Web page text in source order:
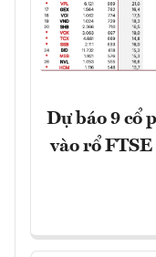
Dự báo 9 cổ
vào rổ